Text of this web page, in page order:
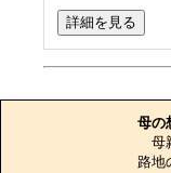
詳細を見る
母の
母
路地